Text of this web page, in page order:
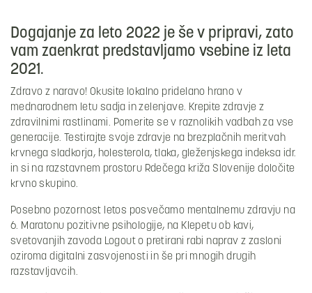
Dogajanje za leto 2022 je še v pripravi, zato
vam zaenkrat predstavljamo vsebine iz leta
2021.
Zdravo z naravo! Okusite lokalno pridelano hrano v
mednarodnem letu sadja in zelenjave. Krepite zdravje z
zdravilnimi rastlinami. Pomerite se v raznolikih vadbah za vse
generacije. Testirajte svoje zdravje na brezplačnih meritvah
krvnega sladkorja, holesterola, tlaka, gleženjskega indeksa idr.
in si na razstavnem prostoru Rdečega križa Slovenije določite
krvno skupino.
Posebno pozornost letos posvečamo mentalnemu zdravju na
6. Maratonu pozitivne psihologije, na Klepetu ob kavi,
svetovanjih zavoda Logout o pretirani rabi naprav z zasloni
oziroma digitalni zasvojenosti in še pri mnogih drugih
razstavljavcih.